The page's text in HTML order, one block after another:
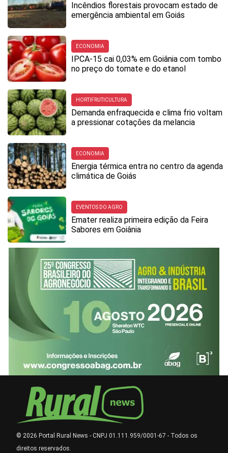
Incêndios florestais provocam estado de
emergência ambiental em Goiás
ECONOMIA
IPCA-15 cai 0,03% em Goiânia com tombo
no preço do tomate e do etanol
HORTIFRUTICULTURA
Demanda enfraquecida e clima frio voltam
a pressionar cotações da melancia
ECONOMIA
Energia térmica entra no centro da agenda
climática de Goiás
EVENTOS DO AGRO
Emater realiza primeira edição da Feira
Sabores em Goiânia
© 2026 Portal Rural News - CNPJ 01.111.959/0001-67 - Todos os
direitos reservados.